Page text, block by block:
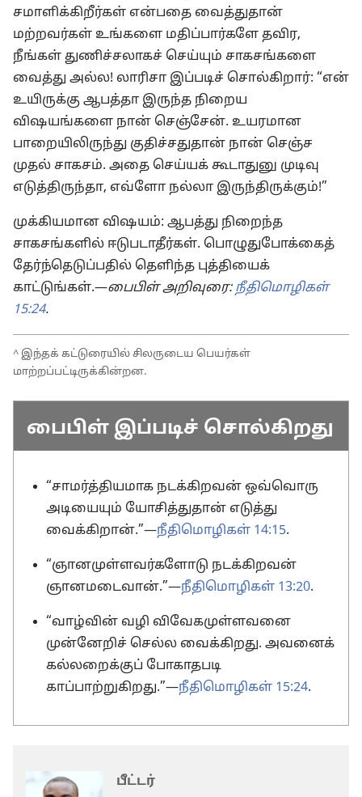
சமாளிக்கிறீர்கள் என்பதை வைத்துதான்
மற்றவர்கள் உங்களை மதிப்பார்களே தவிர,
நீங்கள் துணிச்சலாகச் செய்யும் சாகசங்களை
வைத்து அல்ல! லாரிசா இப்படிச் சொல்கிறார்: “என்
உயிருக்கு ஆபத்தா இருந்த நிறைய
விஷயங்களை நான் செஞ்சேன். உயரமான
பாறையிலிருந்து குதிச்சதுதான் நான் செஞ்ச
முதல் சாகசம். அதை செய்யக் கூடாதுனு முடிவு
எடுத்திருந்தா, எவ்ளோ நல்லா இருந்திருக்கும்!”
முக்கியமான விஷயம்: ஆபத்து நிறைந்த
சாகசங்களில் ஈடுபடாதீர்கள். பொழுதுபோக்கைத்
தேர்ந்தெடுப்பதில் தெளிந்த புத்தியைக்
காட்டுங்கள்.—பைபிள் அறிவுரை: நீதிமொழிகள்
15:24.
^ இந்தக் கட்டுரையில் சிலருடைய பெயர்கள்
மாற்றப்பட்டிருக்கின்றன.
பைபிள் இப்படிச் சொல்கிறது
“சாமர்த்தியமாக நடக்கிறவன் ஒவ்வொரு
அடியையும் யோசித்துதான் எடுத்து
வைக்கிறான்.”—நீதிமொழிகள் 14:15.
“ஞானமுள்ளவர்களோடு நடக்கிறவன்
ஞானமடைவான்.”—நீதிமொழிகள் 13:20.
“வாழ்வின் வழி விவேகமுள்ளவனை
முன்னேறிச் செல்ல வைக்கிறது. அவனைக்
கல்லறைக்குப் போகாதபடி
காப்பாற்றுகிறது.”—நீதிமொழிகள் 15:24.
பீட்டர்